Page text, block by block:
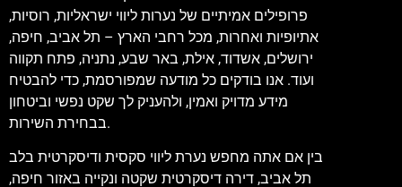
פרופילים אמיתיים של נערות ליווי ישראליות, רוסיות,
אתיופיות ואחרות, מכל רחבי הארץ – תל אביב, חיפה,
ירושלים, אשדוד, אילת, באר שבע, נתניה, פתח תקווה
ועוד. אנו בודקים כל מודעה שמפורסמת, כדי להבטיח
מידע מדויק ואמין, ולהעניק לך שקט נפשי וביטחון
בבחירת השירות.
בין אם אתה מחפש נערת ליווי סקסית ודיסקרטית בלב
תל אביב, דירה דיסקרטית שקטה ונקייה באזור חיפה,